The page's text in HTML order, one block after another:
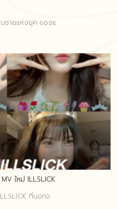
ชายแห่งยุค ของแ
ใหม่ ILLSLICK
ที่นอกจ